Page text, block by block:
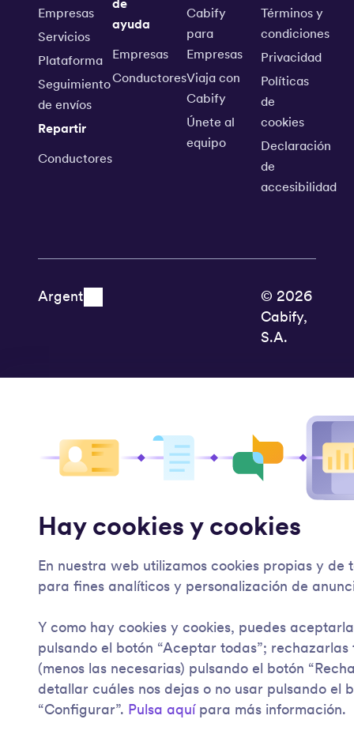
Empresas
Servicios
Plataforma
Seguimiento
de envíos
Repartir
Conductores
de
ayuda
Empresas
Conductores
Cabify
para
Empresas
Viaja con
Cabify
Únete al
equipo
Términos y
condiciones
Privacidad
Políticas
de
cookies
Declaración
de
accesibilidad
© 2026
Cabify,
S.A.
Hay cookies y cookies
En nuestra web utilizamos cookies propias y de
para fines analíticos y personalización de
Y como hay cookies y cookies, puedes
pulsando el botón “Aceptar todas”; rechazarlas
(menos las necesarias) pulsando el botón
detallar cuáles nos dejas o no usar pulsando el
“Configurar”. Pulsa aquí para más información.